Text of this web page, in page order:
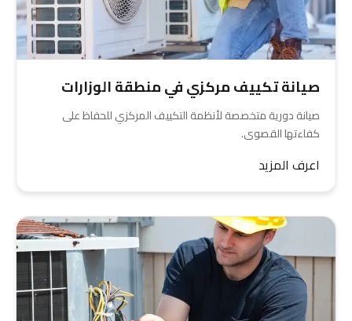
صيانة تكييف مركزي في منطقة الوزارات
صيانة دورية متخصصة لأنظمة التكييف المركزي للحفاظ على
كفاءتها القصوى.
اعرف المزيد